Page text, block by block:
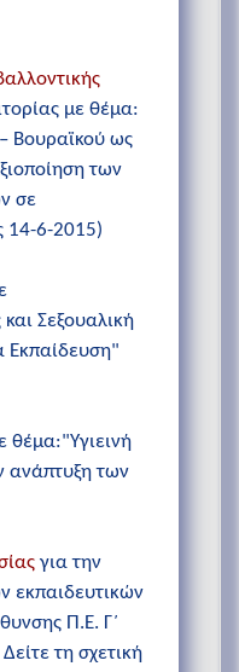
με θέμα:
Βουραϊκού ως
των
σε
14-6-2015)
Σεξουαλική
θέμα:"Υγιεινή
ανάπτυξη των
για την
εκπαιδευτικών
Π.Ε. Γ΄
τη σχετική